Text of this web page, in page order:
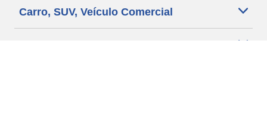
Carro, SUV, Veículo Comercial